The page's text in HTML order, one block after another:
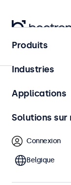
Accueil
Produits
Industries
Applications
Solutions sur
Connexion
Belgique